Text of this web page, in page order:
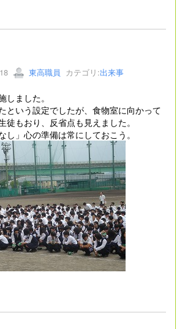
東高職員 カテゴリ:出来事
しました。
という設定でしたが、食物室に向かって
徒もおり、反省点も見えました。
し」心の準備は常にしておこう。